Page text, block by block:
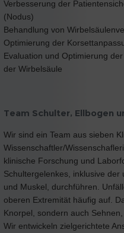
Verbesserung der
(Nodus)
Behandlung von
Optimierung der
Evaluation und Optimierung
der Wirbelsäule
Team Schulter, Ellbogen
Wir sind ein Team aus sieben
Wissenschaftler/
klinische Forschung und
Schultergelenkes, inklusive
und Muskel, durchführen.
oberen Extremität häufig auf.
Knorpel, sondern auch
Wir entwickeln zielgerichtete